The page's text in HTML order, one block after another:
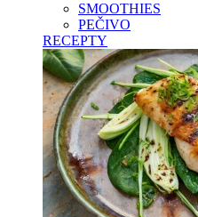
SMOOTHIES
PEČIVO
RECEPTY